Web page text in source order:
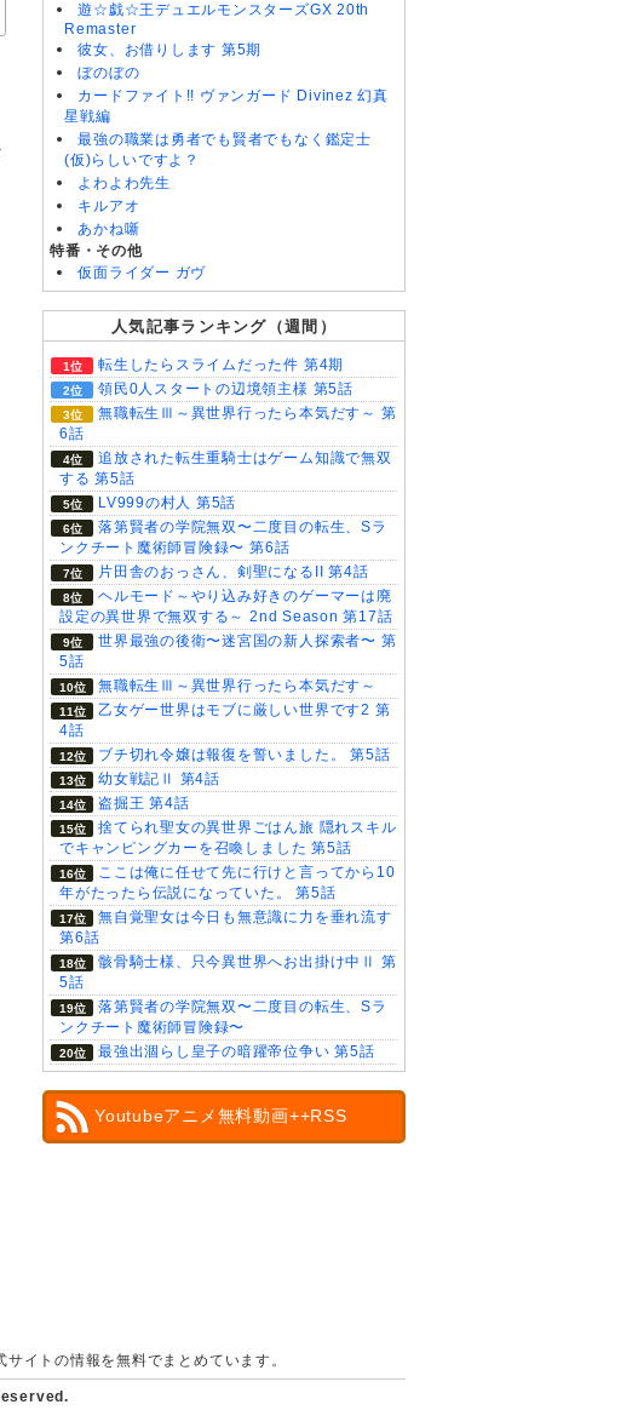
遊☆戯☆王デュエルモンスターズGX 20th
Remaster
彼女、お借りします 第5期
ぼのぼの
カードファイト!! ヴァンガード Divinez 幻真
星戦編
最強の職業は勇者でも賢者でもなく鑑定士
(仮)らしいですよ？
よわよわ先生
キルアオ
あかね噺
特番・その他
仮面ライダー ガヴ
人気記事ランキング（週間）
転生したらスライムだった件 第4期
領民0人スタートの辺境領主様 第5話
無職転生Ⅲ～異世界行ったら本気だす～ 第
6話
追放された転生重騎士はゲーム知識で無双
する 第5話
LV999の村人 第5話
落第賢者の学院無双〜二度目の転生、Sラ
ンクチート魔術師冒険録〜 第6話
片田舎のおっさん、剣聖になるII 第4話
ヘルモード～やり込み好きのゲーマーは廃
設定の異世界で無双する～ 2nd Season 第17話
世界最強の後衛〜迷宮国の新人探索者〜 第
5話
無職転生Ⅲ～異世界行ったら本気だす～
乙女ゲー世界はモブに厳しい世界です2 第
4話
ブチ切れ令嬢は報復を誓いました。 第5話
幼女戦記Ⅱ 第4話
盗掘王 第4話
捨てられ聖女の異世界ごはん旅 隠れスキル
でキャンピングカーを召喚しました 第5話
ここは俺に任せて先に行けと言ってから10
年がたったら伝説になっていた。 第5話
無自覚聖女は今日も無意識に力を垂れ流す
第6話
骸骨騎士様、只今異世界へお出掛け中Ⅱ 第
5話
落第賢者の学院無双〜二度目の転生、Sラ
ンクチート魔術師冒険録〜
最強出涸らし皇子の暗躍帝位争い 第5話
Youtubeアニメ無料動画++RSS
イトの情報を無料でまとめています。